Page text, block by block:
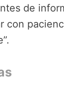
de
con